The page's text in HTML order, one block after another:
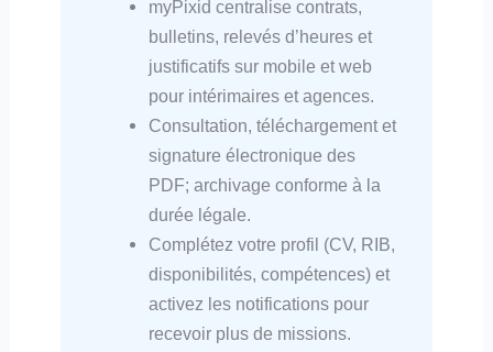
myPixid centralise contrats,
bulletins, relevés d’heures et
justificatifs sur mobile et web
pour intérimaires et agences.
Consultation, téléchargement et
signature électronique des
PDF; archivage conforme à la
durée légale.
Complétez votre profil (CV, RIB,
disponibilités, compétences) et
activez les notifications pour
recevoir plus de missions.